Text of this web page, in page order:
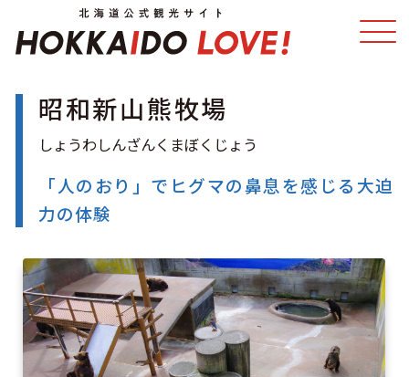
温泉 イベント
モデルコース
グルメ 旅の予約
アクセス
昭和新山熊牧場
「人のおり」でヒグマの鼻息を感じる大迫
力の体験